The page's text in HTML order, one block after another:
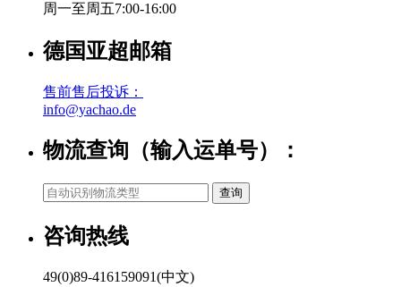
周一至周五7:00-16:00
德国亚超邮箱
售前售后投诉：
info@yachao.de
物流查询（输入运单号）：
咨询热线
49(0)89-416159091(中文)